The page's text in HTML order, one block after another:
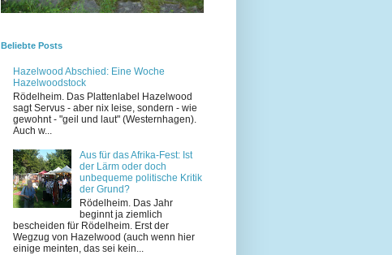
Beliebte Posts
Hazelwood Abschied: Eine Woche
Hazelwoodstock
Rödelheim. Das Plattenlabel Hazelwood
sagt Servus - aber nix leise, sondern - wie
gewohnt - "geil und laut" (Westernhagen).
Auch w...
Aus für das Afrika-Fest: Ist
der Lärm oder doch
unbequeme politische Kritik
der Grund?
Rödelheim. Das Jahr
beginnt ja ziemlich
bescheiden für Rödelheim. Erst der
Wegzug von Hazelwood (auch wenn hier
einige meinten, das sei kein...